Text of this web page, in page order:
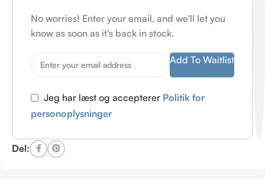
No worries! Enter your email, and we'll let you
know as soon as it's back in stock.
Add To Waitlist
Jeg har læst og accepterer Politik for
personoplysninger
Del: